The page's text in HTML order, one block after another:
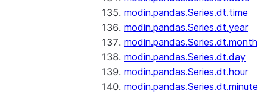
modin.pandas.Series.dt.time
modin.pandas.Series.dt.year
modin.pandas.Series.dt.month
modin.pandas.Series.dt.day
modin.pandas.Series.dt.hour
modin.pandas.Series.dt.minute